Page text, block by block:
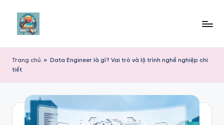
Trang chủ » Data Engineer là gì? Vai trò và lộ trình nghề nghiệp chi
tiết